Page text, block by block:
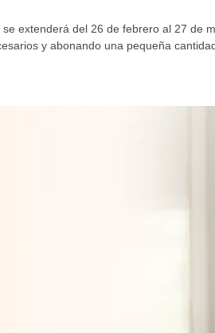
extenderá del 26 de febrero al 27 de
y abonando una pequeña